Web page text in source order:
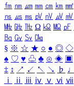
㎙ ㎚ ㎛ ㎜ ㎝ ㎞ ㎟
㎱ ㎲ ㎳ ㎴ ㎵ ㎶ ㎷
㎒ ㎓ ㎔ Ω ㏀ ㏁ ㎊
㏃ ㏉ ㏜ ㏆
§ ※ ☆ ★ ○ ● ◎ ◇
♠ ♡ ♥ ♧ ♣ ⊙ ◈ ▣
‡ ↕ ↗ ↙ ↖ ↘ ♭ ♩
ⅰ
ⅱ ⅲ ⅳ ⅴ ⅵ ⅶ